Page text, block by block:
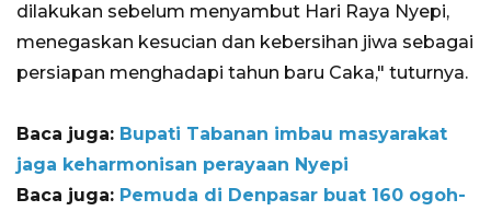
dilakukan sebelum menyambut Hari Raya Nyepi,
menegaskan kesucian dan kebersihan jiwa sebagai
persiapan menghadapi tahun baru Caka," tuturnya.
Baca juga: Bupati Tabanan imbau masyarakat
jaga keharmonisan perayaan Nyepi
Baca juga: Pemuda di Denpasar buat 160 ogoh-